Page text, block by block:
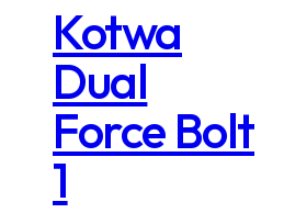
Kotwa
Dual
Force Bolt
1